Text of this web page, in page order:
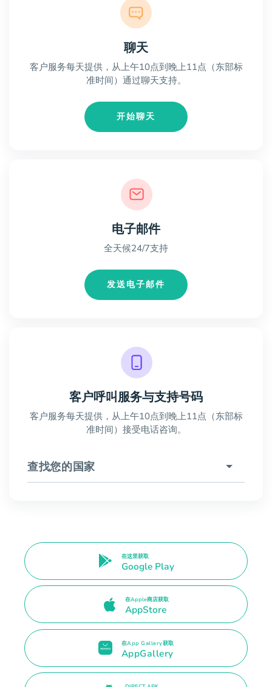
聊天
客户服务每天提供，从上午10点到晚上11点（东部标
准时间）通过聊天支持。
开始聊天
电子邮件
全天候24/7支持
发送电子邮件
客户呼叫服务与支持号码
客户服务每天提供，从上午10点到晚上11点（东部标
准时间）接受电话咨询。
查找您的国家
在这里获取
Google Play
在Apple商店获取
AppStore
在App Gallery获取
AppGallery